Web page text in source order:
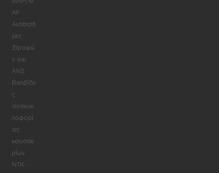
MAP/M
AF
Αισθητή
ρες
Στροφώ
ν και
ΑΝΣ
Βαλβίδε
ς
ανακυκ
λοφορί
ας
καυσαε
ρίων
NTK -